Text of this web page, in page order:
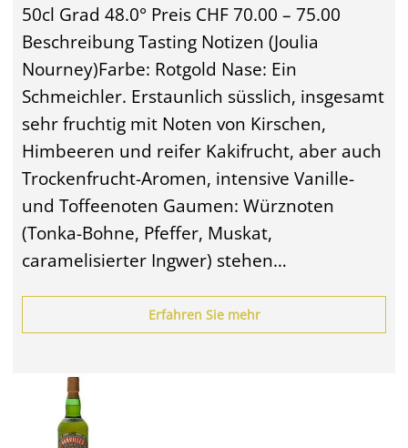
50cl Grad 48.0° Preis CHF 70.00 – 75.00
Beschreibung Tasting Notizen (Joulia
Nourney)Farbe: Rotgold Nase: Ein
Schmeichler. Erstaunlich süsslich, insgesamt
sehr fruchtig mit Noten von Kirschen,
Himbeeren und reifer Kakifrucht, aber auch
Trockenfrucht-Aromen, intensive Vanille-
und Toffeenoten Gaumen: Würznoten
(Tonka-Bohne, Pfeffer, Muskat,
caramelisierter Ingwer) stehen…
Erfahren Sie mehr